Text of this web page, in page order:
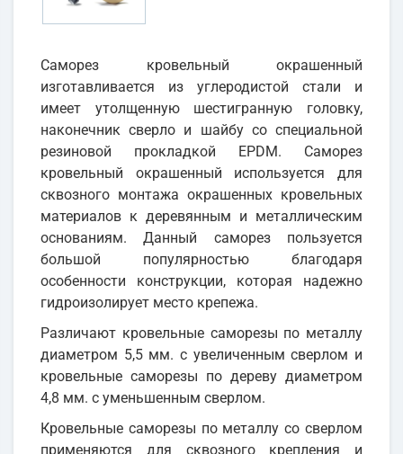
Саморез кровельный окрашенный
изготавливается из углеродистой стали и
имеет утолщенную шестигранную головку,
наконечник сверло и шайбу со специальной
резиновой прокладкой EPDM. Саморез
кровельный окрашенный используется для
сквозного монтажа окрашенных кровельных
материалов к деревянным и металлическим
основаниям. Данный саморез пользуется
большой популярностью благодаря
особенности конструкции, которая надежно
гидроизолирует место крепежа.
Различают кровельные саморезы по металлу
диаметром 5,5 мм. с увеличенным сверлом и
кровельные саморезы по дереву диаметром
4,8 мм. с уменьшенным сверлом.
Кровельные саморезы по металлу со сверлом
применяются для сквозного крепления и